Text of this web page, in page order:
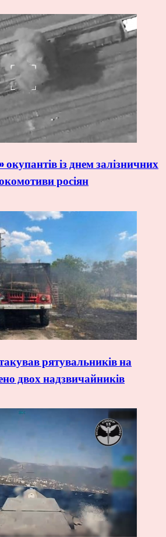
окупантів із днем залізничних
росіян
рятувальників на
двох надзвичайників